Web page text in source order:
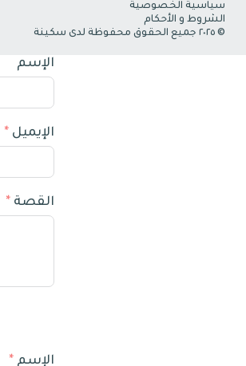
سياسية الخصوصية
الشروط و الأحكام
© ٢٠٢٥ جميع الحقوق محفوظة لدى سكينة
الإسم
الإيميل
القصة
الإسم